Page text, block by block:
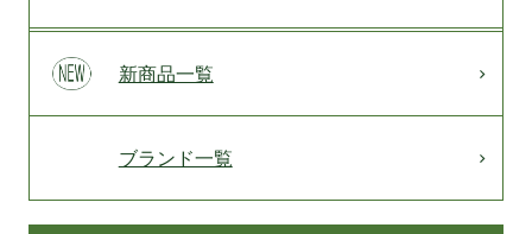
新商品一覧
ブランド一覧